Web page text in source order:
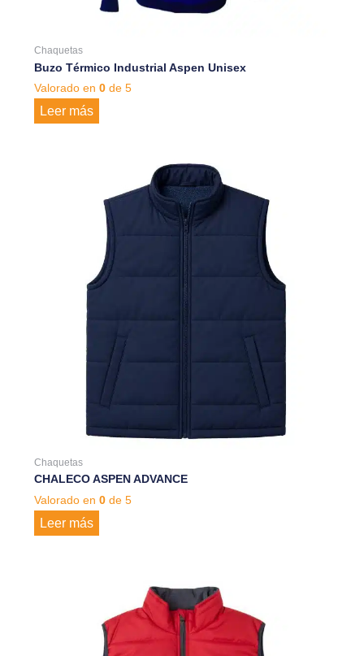
Chaquetas
Buzo Térmico Industrial Aspen Unisex
Valorado en0 de 5
Leer más
Chaquetas
CHALECO ASPEN ADVANCE
Valorado en0 de 5
Leer más